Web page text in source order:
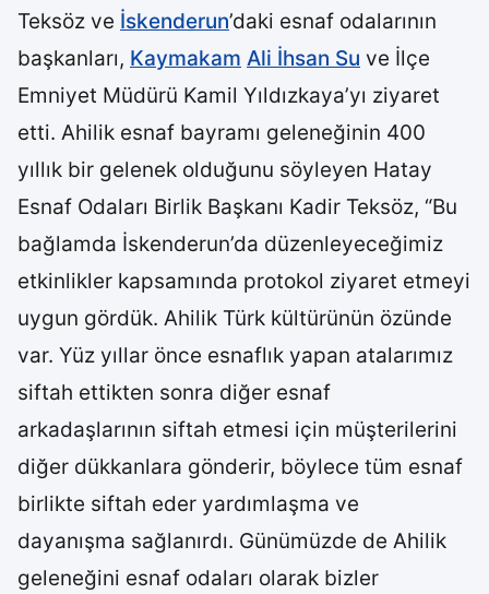
Teksöz ve İskenderun’daki esnaf odalarının
başkanları, Kaymakam Ali İhsan Su ve İlçe
Emniyet Müdürü Kamil Yıldızkaya’yı ziyaret
etti. Ahilik esnaf bayramı geleneğinin 400
yıllık bir gelenek olduğunu söyleyen Hatay
Esnaf Odaları Birlik Başkanı Kadir Teksöz, “Bu
bağlamda İskenderun’da düzenleyeceğimiz
etkinlikler kapsamında protokol ziyaret etmeyi
uygun gördük. Ahilik Türk kültürünün özünde
var. Yüz yıllar önce esnaflık yapan atalarımız
siftah ettikten sonra diğer esnaf
arkadaşlarının siftah etmesi için müşterilerini
diğer dükkanlara gönderir, böylece tüm esnaf
birlikte siftah eder yardımlaşma ve
dayanışma sağlanırdı. Günümüzde de Ahilik
geleneğini esnaf odaları olarak bizler